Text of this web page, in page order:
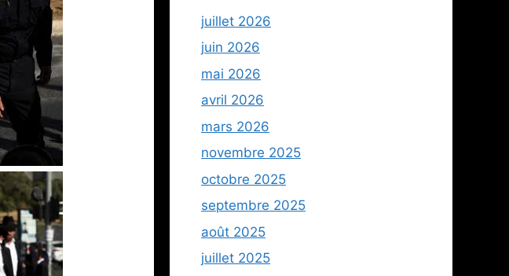
juillet 2026
juin 2026
mai 2026
avril 2026
mars 2026
novembre 2025
octobre 2025
septembre 2025
août 2025
juillet 2025